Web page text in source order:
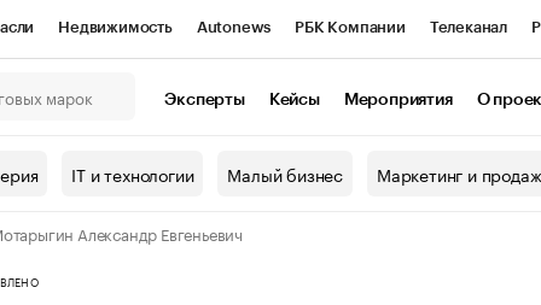
Недвижимость Autonews РБК Компании Телеканал
Проверка контрагентов
Эксперты Кейсы Мероприятия О
IT и технологии Малый бизнес Маркетинг и
Александр Евгеньевич